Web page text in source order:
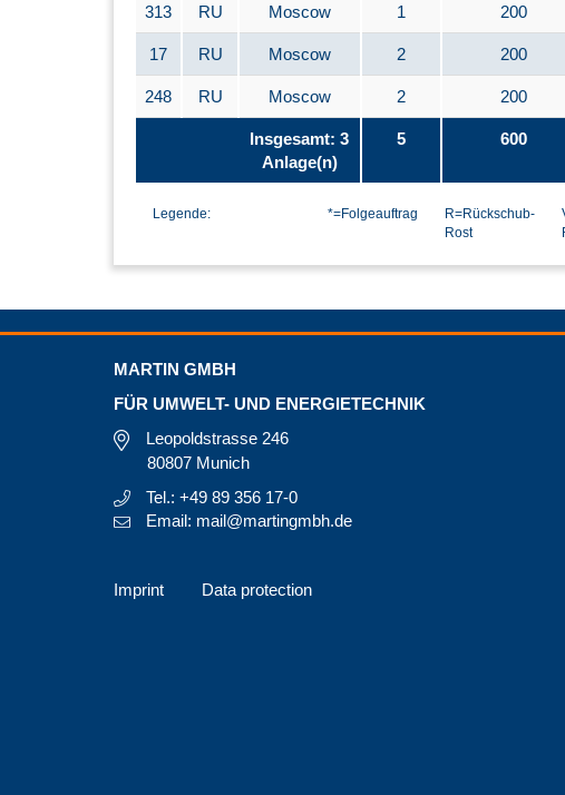
313 RU Moscow 1 200
17 RU Moscow 2 200
248 RU Moscow 2 200
Insgesamt: 3
Anlage(n)
5 600
Legende: *=Folgeauftrag
R=Rückschub-
Rost
MARTIN GMBH
FÜR UMWELT- UND ENERGIETECHNIK
Leopoldstrasse 246
80807 Munich
Tel.: +49 89 356 17-0
Email: mail@martingmbh.de
Imprint Data protection